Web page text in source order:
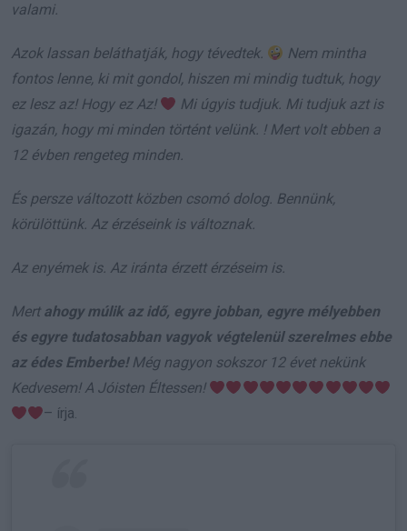
valami.
Azok lassan beláthatják, hogy tévedtek.
Nem mintha
fontos lenne, ki mit gondol, hiszen mi mindig tudtuk, hogy
ez lesz az! Hogy ez Az!
Mi úgyis tudjuk. Mi tudjuk azt is
igazán, hogy mi minden történt velünk. ! Mert volt ebben a
12 évben rengeteg minden.
És persze változott közben csomó dolog. Bennünk,
körülöttünk. Az érzéseink is változnak.
Az enyémek is. Az iránta érzett érzéseim is.
Mert ahogy múlik az idő, egyre jobban, egyre mélyebben
és egyre tudatosabban vagyok végtelenül szerelmes ebbe
az édes Emberbe! Még nagyon sokszor 12 évet nekünk
Kedvesem! A Jóisten Éltessen!
– írja.